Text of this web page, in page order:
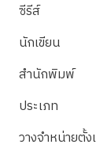
ซีรีส์
นักเขียน
สำนักพิมพ์
ประเภท
วางจำหน่ายตั้